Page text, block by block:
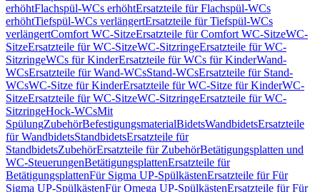
erhöhtFlachspül-WCs erhöhtErsatzteile für Flachspül-WCs
erhöhtTiefspül-WCs verlängertErsatzteile für Tiefspül-WCs
verlängertComfort WC-SitzeErsatzteile für Comfort WC-SitzeWC-
SitzeErsatzteile für WC-SitzeWC-SitzringeErsatzteile für WC-
SitzringeWCs für KinderErsatzteile für WCs für KinderWand-
WCsErsatzteile für Wand-WCsStand-WCsErsatzteile für Stand-
WCsWC-Sitze für KinderErsatzteile für WC-Sitze für KinderWC-
SitzeErsatzteile für WC-SitzeWC-SitzringeErsatzteile für WC-
SitzringeHock-WCsMit
SpülungZubehörBefestigungsmaterialBidetsWandbidetsErsatzteile
für WandbidetsStandbidetsErsatzteile für
StandbidetsZubehörErsatzteile für ZubehörBetätigungsplatten und
WC-SteuerungenBetätigungsplattenErsatzteile für
BetätigungsplattenFür Sigma UP-SpülkästenErsatzteile für Für
Sigma UP-SpülkästenFür Omega UP-SpülkästenErsatzteile für Für